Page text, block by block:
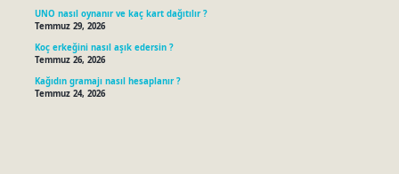
UNO nasıl oynanır ve kaç kart dağıtılır ?
Temmuz 29, 2026
Koç erkeğini nasıl aşık edersin ?
Temmuz 26, 2026
Kağıdın gramajı nasıl hesaplanır ?
Temmuz 24, 2026